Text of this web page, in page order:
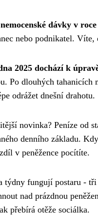
dávky v
nebo podnikatel.
2025 dochází k
Po dlouhých tahanicích
odrážet dnešní drahotu.
novinka? Peníze od
denního základu.
v peněžence pocítíte.
týdny fungují postaru -
nad prázdnou
přebírá otěže sociálka.